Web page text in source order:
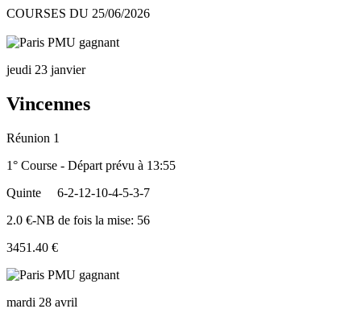
COURSES DU 25/06/2026
jeudi 23 janvier
Vincennes
Réunion 1
1° Course - Départ prévu à 13:55
Quinte
6-2-12-10-4-5-3-7
2.0 €-NB de fois la mise: 56
3451.40 €
mardi 28 avril